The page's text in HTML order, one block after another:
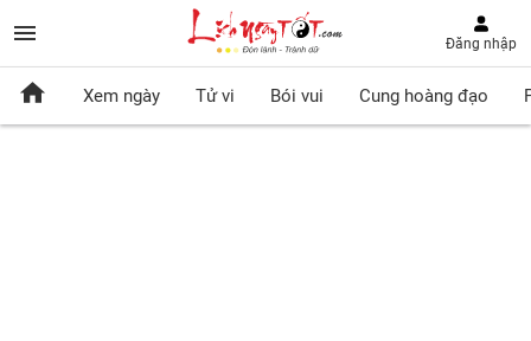
Đăng nhập
Xem ngày Tử vi Bói vui Cung hoàng đạo